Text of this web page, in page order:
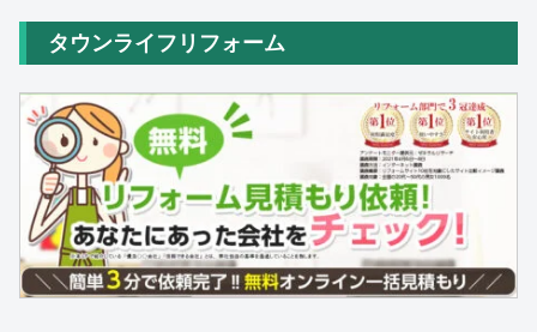
タウンライフリフォーム